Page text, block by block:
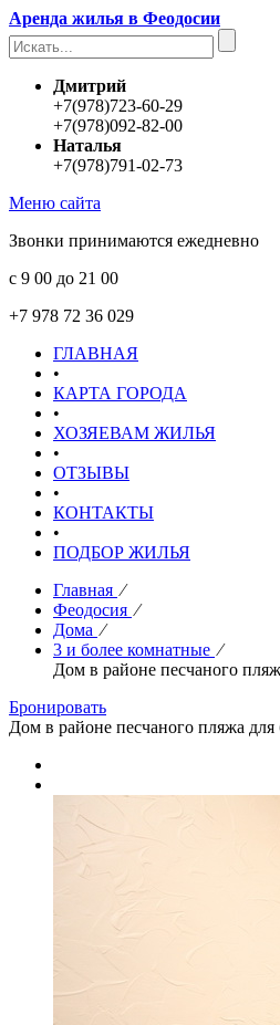
Аренда жилья в Феодосии
Дмитрий
+7(978)723-60-29
+7(978)092-82-00
Наталья
+7(978)791-02-73
Меню сайта
Звонки принимаются ежедневно
с 9 00 до 21 00
+7 978 72 36 029
ГЛАВНАЯ
•
КАРТА ГОРОДА
•
ХОЗЯЕВАМ ЖИЛЬЯ
•
ОТЗЫВЫ
•
КОНТАКТЫ
•
ПОДБОР ЖИЛЬЯ
Главная ⁄
Феодосия ⁄
Дома ⁄
3 и более комнатные ⁄
Дом в районе песчаного
Бронировать
Дом в районе песчаного пляжа